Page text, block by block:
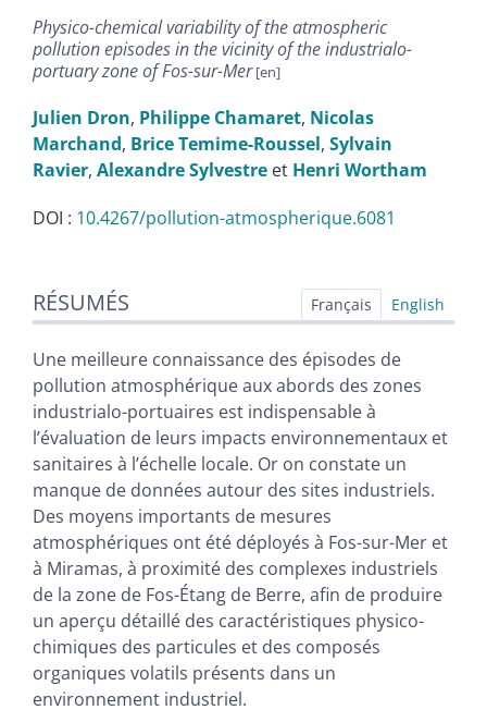
Physico-chemical variability of the atmospheric
pollution episodes in the vicinity of the industrialo-
portuary zone of Fos-sur-Mer
Julien Dron, Philippe Chamaret, Nicolas
Marchand, BriceTemime-Roussel, Sylvain
Ravier, AlexandreSylvestre et Henri Wortham
DOI : 10.4267/pollution-atmospherique.6081
Index
Plan
Texte
Bibliographie
Illustrations
Citer cet article
Auteurs
RÉSUMÉS Français English
Une meilleure connaissance des épisodes de
pollution atmosphérique aux abords des zones
industrialo-portuaires est indispensable à
l’évaluation de leurs impacts environnementaux et
sanitaires à l’échelle locale. Or on constate un
manque de données autour des sites industriels.
Des moyens importants de mesures
atmosphériques ont été déployés à Fos-sur-Mer et
à Miramas, à proximité des complexes industriels
de la zone de Fos-Étang de Berre, afin de produire
un aperçu détaillé des caractéristiques physico-
chimiques des particules et des composés
organiques volatils présents dans un
environnement industriel.